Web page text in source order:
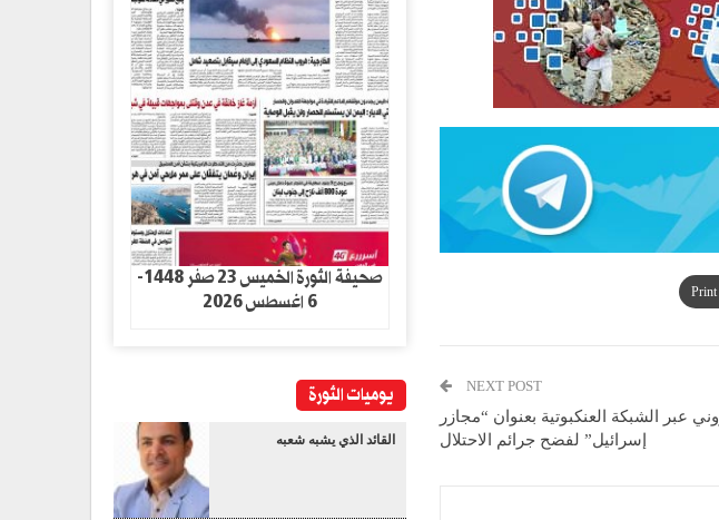
Print
NEXT POST
عبر الشبكة العنكبوتية بعنوان “مجازر
إسرائيل” لفضح جرائم الاحتلال
صحيفة الثورة الخميس 23 صفر 1448-
6 اغسطس 2026
يوميات الثورة
القائد الذي يشبه شعبه